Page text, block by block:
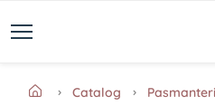
Catalog